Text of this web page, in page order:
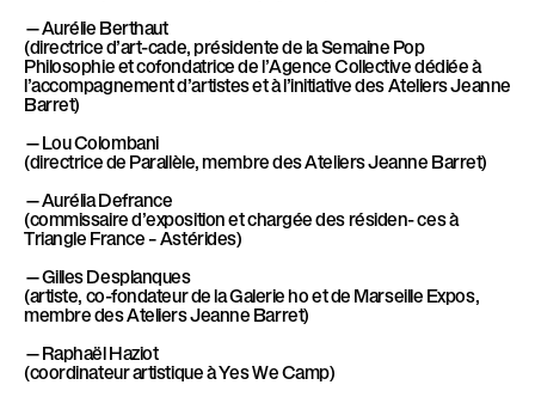
—Aurélie Berthaut
(directrice d’art-cade, présidente de la Semaine Pop
Philosophie et cofondatrice de l’Agence Collective dédiée à
l’accompagnement d’artistes et à l’initiative des Ateliers Jeanne
Barret)
—Lou Colombani
(directrice de Parallèle, membre des Ateliers Jeanne Barret)
—Aurélia Defrance
(commissaire d’exposition et chargée des résiden- ces à
Triangle France – Astérides)
—Gilles Desplanques
(artiste, co-fondateur de la Galerie ho et de Marseille Expos,
membre des Ateliers Jeanne Barret)
—Raphaël Haziot
(coordinateur artistique à Yes We Camp)